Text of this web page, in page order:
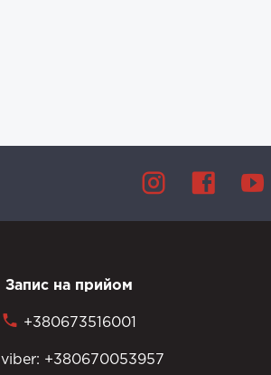
Запис на прийом
+380673516001
viber: +380670053957